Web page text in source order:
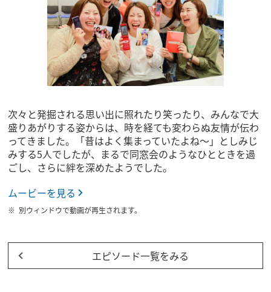
次々と発掘される思い出に照れたり笑ったり、みんなで大
盛りあがりする姿からは、時を経ても変わらぬ友情が伝わ
ってきました。「昔はよく集まっていたよね～」としみじ
みする5人でしたが、まるで同窓会のようなひとときを過
ごし、さらに絆を深めたようでした。
ムービーを見る
別ウィンドウで動画が再生されます。
エピソード一覧をみる